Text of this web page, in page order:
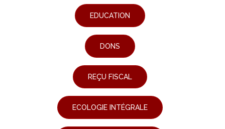
EDUCATION
DONS
REÇU FISCAL
ECOLOGIE INTÉGRALE